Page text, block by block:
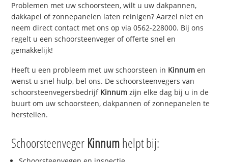
Problemen met uw schoorsteen, wilt u uw dakpannen,
dakkapel of zonnepanelen laten reinigen? Aarzel niet en
neem direct contact met ons op via 0562-228000. Bij ons
regelt u een schoorsteenveger of offerte snel en
gemakkelijk!
Heeft u een probleem met uw schoorsteen in Kinnum en
wenst u snel hulp, bel ons. De schoorsteenvegers van
schoorsteenvegersbedrijf Kinnum zijn elke dag bij u in de
buurt om uw schoorsteen, dakpannen of zonnepanelen te
herstellen.
Schoorsteenveger Kinnumhelpt bij: